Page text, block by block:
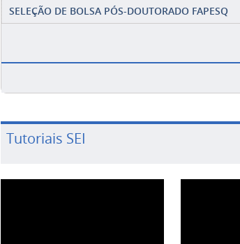
SELEÇÃO DE BOLSA PÓS-DOUTORADO FAPESQ
Tutoriais SEI